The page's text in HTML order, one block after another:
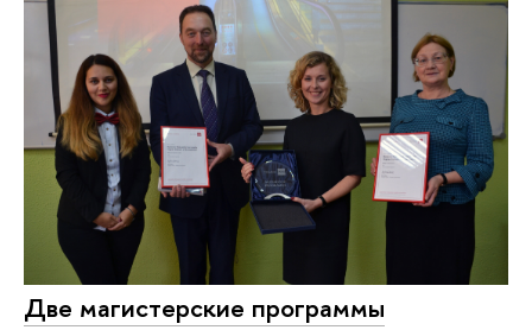
Две магистерские программы